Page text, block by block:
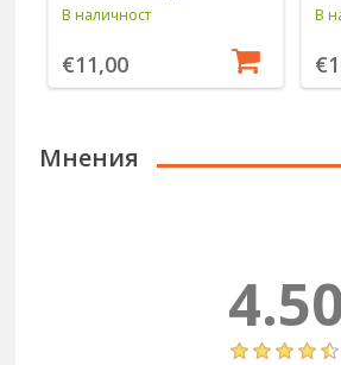
В наличност
€11,00
В
Мнения